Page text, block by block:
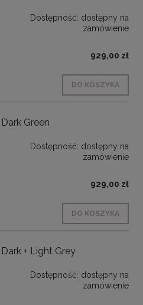
Dostępność: dostępny na
zamówienie
929,00 zł
DO KOSZYKA
Green
Dostępność: dostępny na
zamówienie
929,00 zł
DO KOSZYKA
+ Light Grey
Dostępność: dostępny na
zamówienie